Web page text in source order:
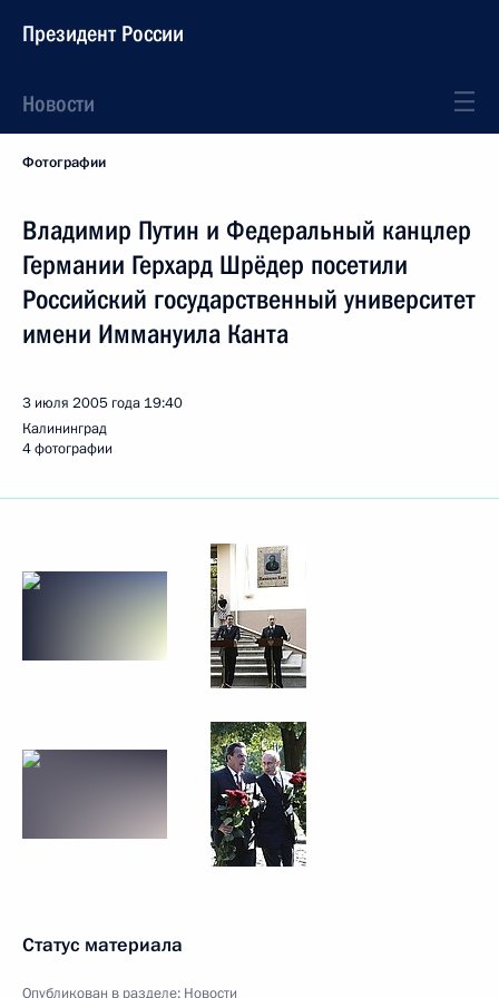
Президент России
Новости
Фотографии
Владимир Путин и Федеральный канцлер
Германии Герхард Шрёдер посетили
Российский государственный университет
имени Иммануила Канта
3 июля 2005 года 19:40
Калининград
4 фотографии
Статус материала
Опубликован в разделе: Новости